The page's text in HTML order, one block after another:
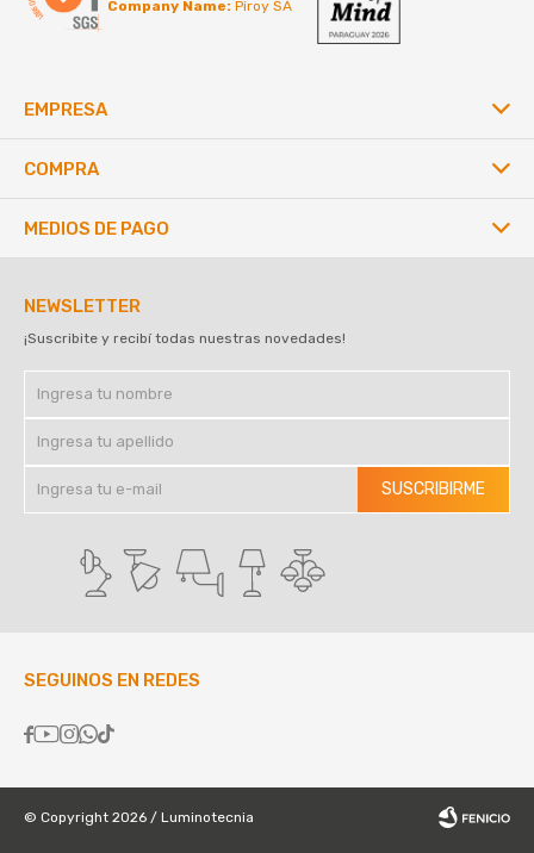
Company Name: Piroy SA
EMPRESA
COMPRA
NEWSLETTER
¡Suscribite y recibí todas nuestras novedades!
SUSCRIBIRME
SEGUINOS EN REDES

MEDIOS DE PAGO
© Copyright 2026 / Luminotecnia